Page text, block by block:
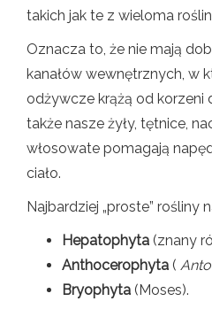
takich jak te z wieloma
Oznacza to, że nie mają
kanałów wewnętrznych, w
odżywcze krążą od korzeni
także nasze żyły, tętnice,
włosowate pomagają
ciało.
Najbardziej „proste” rośliny
Hepatophyta (znany
Anthocerophyta (
Bryophyta (Moses).